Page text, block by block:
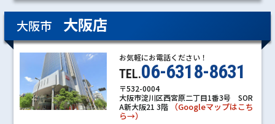
大阪市 大阪店
お気軽にお電話ください！
TEL.06-6318-8631
〒532-0004
大阪市淀川区西宮原二丁目1番3号 SOR
A新大阪21 3階
（Googleマップはこち
ら→）